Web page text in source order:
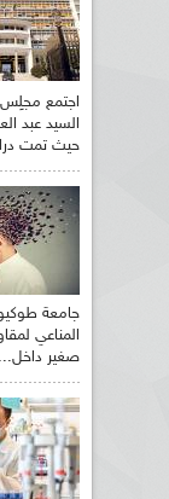
اجتمع مجلِس
السيد عبد
حيث تمت
جامعة طوكيو
المناعي
صغير داخل...